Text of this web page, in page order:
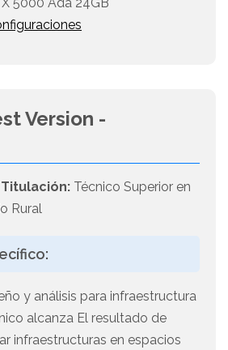
Version -
Titulación: Técnico Superior en
Rural
y análisis para infraestructura
alcanza El resultado de
infraestructuras en espacios